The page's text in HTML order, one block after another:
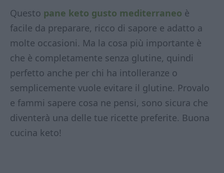
Questo pane keto gusto mediterraneo è
facile da preparare, ricco di sapore e adatto a
molte occasioni. Ma la cosa più importante è
che è completamente senza glutine, quindi
perfetto anche per chi ha intolleranze o
semplicemente vuole evitare il glutine. Provalo
e fammi sapere cosa ne pensi, sono sicura che
diventerà una delle tue ricette preferite. Buona
cucina keto!